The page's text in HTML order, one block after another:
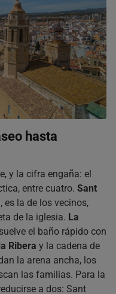
hasta
y la cifra engaña: el
entre cuatro. Sant
, es la de los vecinos,
de la iglesia. La
el baño rápido con
Ribera y la cadena de
la arena ancha, los
las familias. Para la
a dos: Sant